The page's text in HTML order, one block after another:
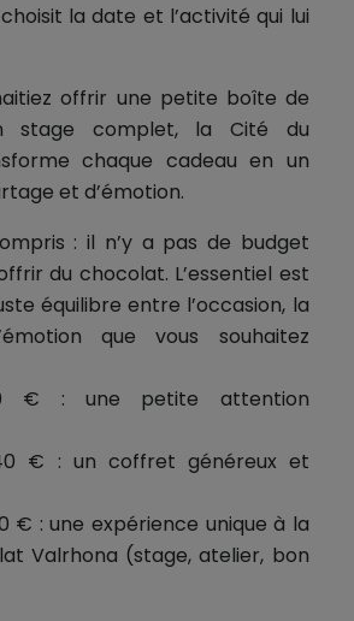
la date et l’activité qui lui
offrir une petite boîte de
stage complet, la Cité du
chaque cadeau en un
et d’émotion.
: il n’y a pas de budget
du chocolat. L’essentiel est
équilibre entre l’occasion, la
que vous souhaitez
€ : une petite attention
€ : un coffret généreux et
€ : une expérience unique à la
Valrhona (stage, atelier, bon